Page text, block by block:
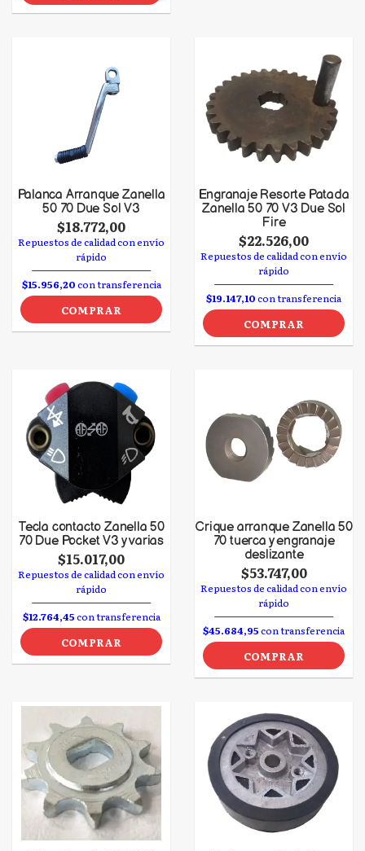
Palanca Arranque Zanella
50 70 Due Sol V3
$18.772,00
Repuestos de calidad con envío
rápido
$15.956,20con transferencia
COMPRAR
Engranaje Resorte Patada
Zanella 50 70 V3 Due Sol
Fire
$22.526,00
Repuestos de calidad con envío
rápido
$19.147,10con transferencia
COMPRAR
Tecla contacto Zanella 50
70 Due Pocket V3 y varias
$15.017,00
Repuestos de calidad con envío
rápido
$12.764,45con transferencia
COMPRAR
Crique arranque Zanella 50
70 tuerca y engranaje
deslizante
$53.747,00
Repuestos de calidad con envío
rápido
$45.684,95con transferencia
COMPRAR